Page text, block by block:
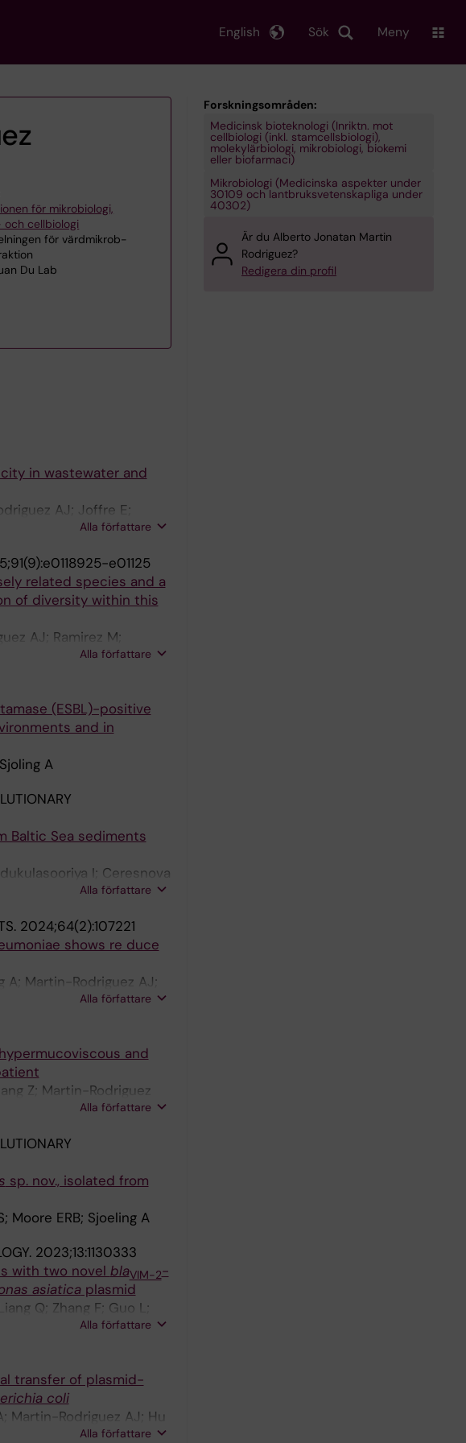
Sök
English Meny
för mikrobiologi,
cellbiologi
för värdmikrob-
Du Lab
in wastewater and
AJ; Joffre E;
Alla författare
e01125
related species and a
of diversity within this
AJ; Ramirez M;
Alla författare
(ESBL)-positive
and in
A
Baltic Sea sediments
I; Ceresnova
Alla författare
2024;64(2):107221
shows re duce
A; Martin-Rodriguez AJ;
Alla författare
and
Z; Martin-Rodriguez
Alla författare
sp. nov., isolated from
Moore ERB; Sjoeling A
2023;13:1130333
with two novel blaVIM-2-
asiaticaplasmid
Q; Zhang F; Guo L;
Alla författare
transfer of plasmid-
coli
Martin-Rodriguez AJ; Hu
Alla författare
Forskningsområden:
Medicinsk bioteknologi (Inriktn. mot
cellbiologi (inkl. stamcellsbiologi),
molekylärbiologi, mikrobiologi, biokemi
eller biofarmaci)
Mikrobiologi (Medicinska aspekter under
30109 och lantbruksvetenskapliga under
40302)
Är du Alberto Jonatan Martin
Rodriguez?
Redigera din profil